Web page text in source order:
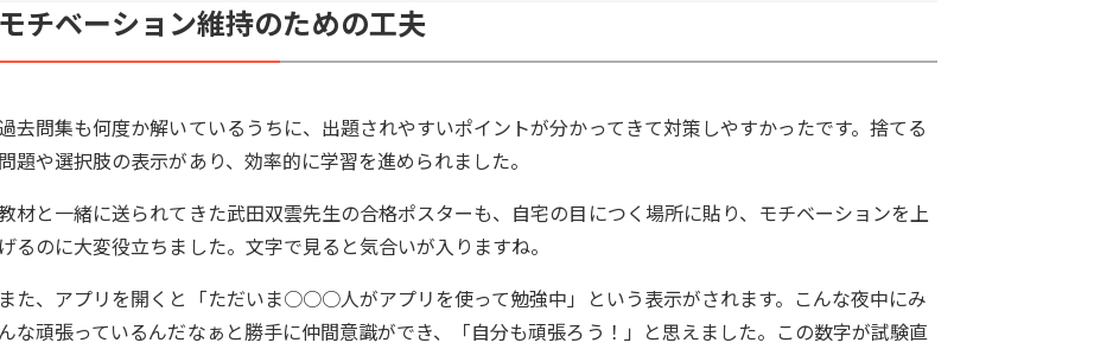
モチベーション維持のための工夫
去問集も何度か解いているうちに、出題されやすいポイントが分かってきて対策しやすかったです。捨てる
問題や選択肢の表示があり、効率的に学習を進められました。
材と一緒に送られてきた武田双雲先生の合格ポスターも、自宅の目につく場所に貼り、モチベーションを上
げるのに大変役立ちました。文字で見ると気合いが入りますね。
また、アプリを開くと「ただいま○○○人がアプリを使って勉強中」という表示がされます。こんな夜中にみ
んな頑張っているんだなぁと勝手に仲間意識ができ、「自分も頑張ろう！」と思えました。この数字が試験直